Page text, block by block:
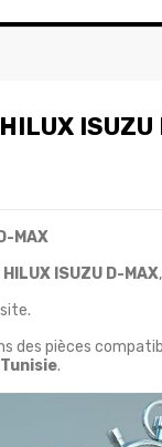
MAX
HILUX ISUZU D-MAX
des pièces
.